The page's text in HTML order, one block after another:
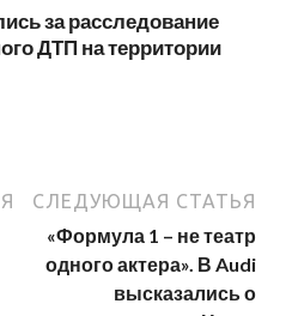
за расследование
ДТП на территории
СЛЕДУЮЩАЯ СТАТЬЯ
«Формула 1 – не театр
одного актера». В Audi
высказались о